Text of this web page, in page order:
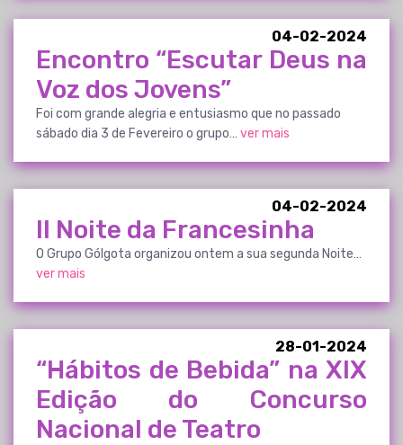
04-02-2024
Encontro “Escutar Deus na
Voz dos Jovens”
Foi com grande alegria e entusiasmo que no passado
sábado dia 3 de Fevereiro o grupo… ver mais
04-02-2024
II Noite da Francesinha
O Grupo Gólgota organizou ontem a sua segunda Noite…
ver mais
28-01-2024
“Hábitos de Bebida” na XIX
Edição do Concurso
Nacional de Teatro